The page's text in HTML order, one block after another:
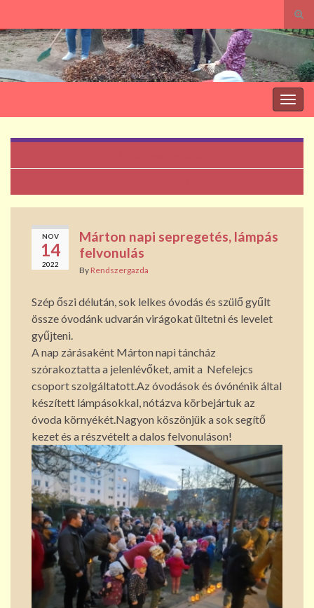
Search for:
NOV
14
2022
Márton napi sepregetés, lámpás
felvonulás
By Rendszergazda
Szép őszi délután, sok lelkes óvodás és szülő gyűlt
össze óvodánk udvarán virágokat ültetni és levelet
gyűjteni.
A nap zárásaként Márton napi táncház
szórakoztatta a jelenlévőket, amit a Nefelejcs
csoport szolgáltatott.Az óvodások és óvónénik által
készített lámpásokkal, nótázva körbejártuk az
óvoda környékét.Nagyon köszönjük a sok segítő
kezet és a részvételt a dalos felvonuláson!